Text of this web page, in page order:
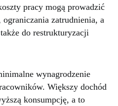
pracy mogą prowadzić
ograniczania zatrudnienia, a
do restrukturyzacji
wynagrodzenie
Większy dochód
konsumpcję, a to